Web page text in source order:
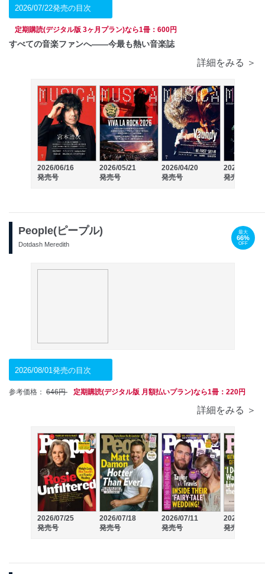
2026/07/22発売の目次
定期購読(デジタル版 3ヶ月プラン)なら1冊：600円
すべての音楽ファンへ――今最も熱い音楽誌
詳細をみる ＞
2026/06/16
発売号
2026/05/21
発売号
2026/04/20
発売号
2026/03/17
発売号
People(ピープル)
Dotdash Meredith
最大
66%
OFF
2026/08/01発売の目次
参考価格： 646円 定期購読(デジタル版 月額払いプラン)なら1冊：220円
詳細をみる ＞
2026/07/25
発売号
2026/07/18
発売号
2026/07/11
発売号
2026/07/04
発売号